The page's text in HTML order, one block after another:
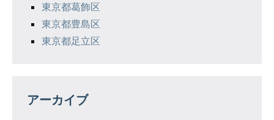
東京都葛飾区
東京都豊島区
東京都足立区
アーカイブ